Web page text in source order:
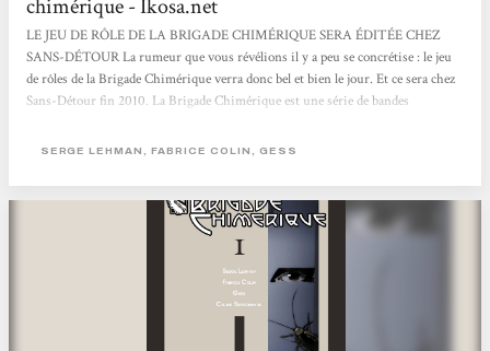
chimérique - Ikosa.net
LE JEU DE RÔLE DE LA BRIGADE CHIMÉRIQUE SERA ÉDITÉE CHEZ
SANS-DÉTOUR La rumeur que vous révélions il y a peu se concrétise : le jeu
de rôles de la Brigade Chimérique verra donc bel et bien le jour. Et ce sera chez
Sans-Détour fin 2010. La Brigade Chimérique est une série de bandes
sont déjà parus chez l’Atalante. Son traitement original du thème des super-
semblaient...
SERGE LEHMAN, FABRICE COLIN, GESS